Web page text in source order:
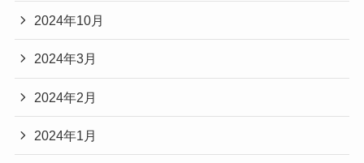
2024年10月
2024年3月
2024年2月
2024年1月